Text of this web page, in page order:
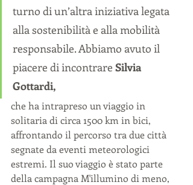
turno di un’altra iniziativa legata
alla sostenibilità e alla mobilità
responsabile. Abbiamo avuto il
piacere di incontrare Silvia
Gottardi,
che ha intrapreso un viaggio in
solitaria di circa 1500 km in bici,
affrontando il percorso tra due città
segnate da eventi meteorologici
estremi. Il suo viaggio è stato parte
della campagna M'illumino di meno,